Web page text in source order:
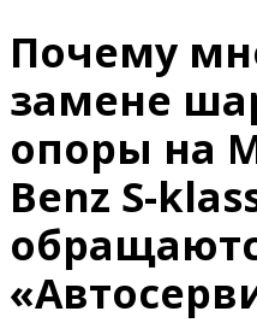
Почему
замене
опоры на
Benz S-